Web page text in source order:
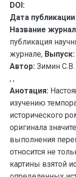
DOI:
Дата
Название
публикация
журнале, Выпуск:
Автор: Зимин С.В.
, ,
Анотация:
изучению
исторического
оригинала
выполнения
относится не
картины взятой